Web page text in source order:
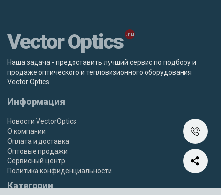
Vector Optics
Наша задача - предоставить лучший сервис по подбору и
продаже оптического и тепловизионного оборудования
Vector Optics.
Информация
Новости VectorOptics
О компании
Оплата и доставка
Оптовые продажи
Сервисный центр
Политика конфиденциальности
Категории